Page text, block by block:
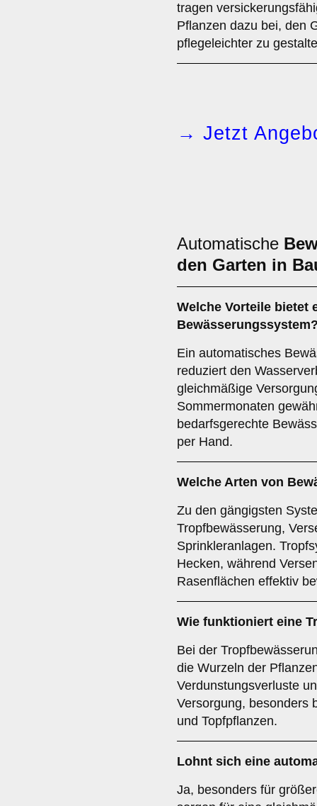
tragen
Pflanzen dazu bei, den
pflegeleichter zu
→ Jetzt
Automatische
den Garten in
Welche Vorteile bietet
Ein automatisches
reduziert den
gleichmäßige
Sommermonaten
bedarfsgerechte
per Hand.
Welche Arten von
Zu den gängigsten
Tropfbewässerung,
Sprinkleranlagen.
Hecken, während
Rasenflächen effektiv
Wie funktioniert eine
Bei der
die Wurzeln der
Verdunstungsverluste
Versorgung, besonders
und Topfpflanzen.
Lohnt sich eine
Ja, besonders für